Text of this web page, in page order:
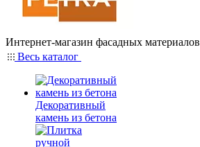
Интернет-магазин фасадных материалов
Весь каталог
Декоративный
камень из бетона